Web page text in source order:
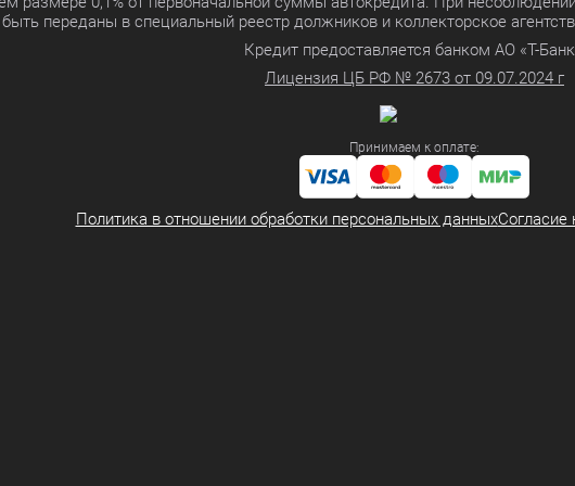
быть переданы в специальный реестр должников и коллекторское
Кредит предоставляется банком АО «Т-
Лицензия ЦБ РФ № 2673 от 09.07.2024 г
Принимаем к оплате:
Политика в отношении обработки персональных данныхСогласие